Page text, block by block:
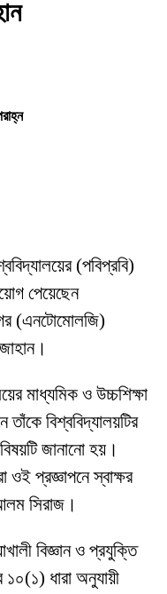
(পবিপ্রবি)
পেয়েছেন
(এনটোমোলজি)
মাধ্যমিক ও উচ্চশিক্ষা
তাঁকে বিশ্ববিদ্যালয়টির
জানানো হয়।
ওই প্রজ্ঞাপনে স্বাক্ষর
সিরাজ।
বিজ্ঞান ও প্রযুক্তি
ধারা অনুযায়ী